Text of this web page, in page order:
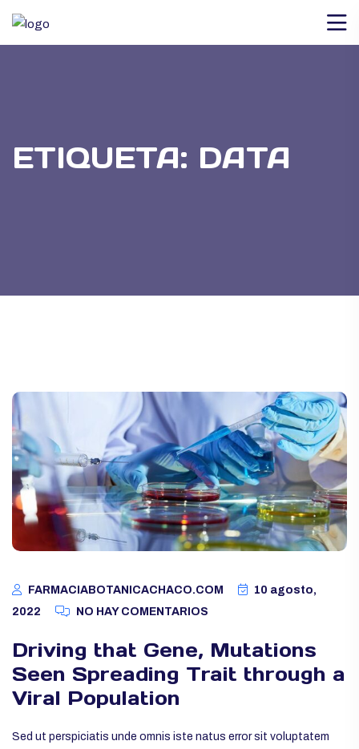
ETIQUETA: DATA
FARMACIABOTANICACHACO.COM
10 agosto,
2022
NO HAY COMENTARIOS
Driving that Gene, Mutations
Seen Spreading Trait through a
Viral Population
Sed ut perspiciatis unde omnis iste natus error sit voluptatem